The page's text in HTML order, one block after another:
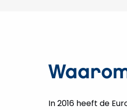
In 2016 heeft de